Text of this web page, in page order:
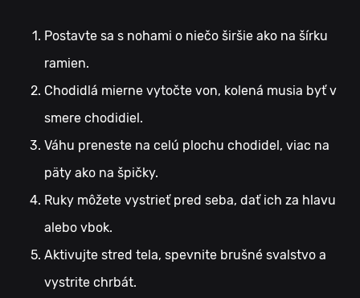
Postavte sa s nohami o niečo širšie ako na šírku
ramien.
Chodidlá mierne vytočte von, kolená musia byť v
smere chodidiel.
Váhu preneste na celú plochu chodidel, viac na
päty ako na špičky.
Ruky môžete vystrieť pred seba, dať ich za hlavu
alebo vbok.
Aktivujte stred tela, spevnite brušné svalstvo a
vystrite chrbát.